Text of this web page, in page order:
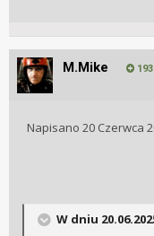
M.Mike
Napisano 20 Czerwca
W dniu